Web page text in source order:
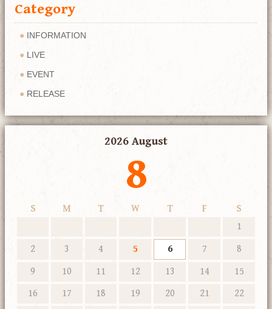
Category
INFORMATION
LIVE
EVENT
RELEASE
2026 August
8
S M T W T F
S
1
2
3 4 5 6 7
8
9
10 11 12 13 14
15
16
17 18 19 20 21
22